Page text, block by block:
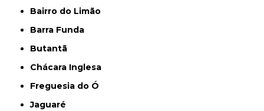
Bairro do Limão
Barra Funda
Butantã
Chácara Inglesa
Freguesia do Ó
Jaguaré